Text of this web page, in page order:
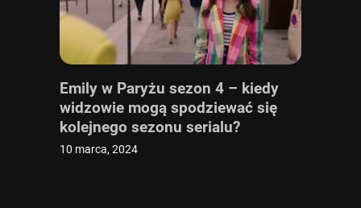
Emily w Paryżu sezon 4 – kiedy
widzowie mogą spodziewać się
kolejnego sezonu serialu?
10 marca, 2024